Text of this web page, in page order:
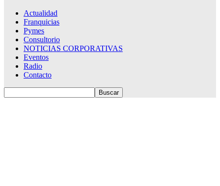
Actualidad
Franquicias
Pymes
Consultorio
NOTICIAS CORPORATIVAS
Eventos
Radio
Contacto